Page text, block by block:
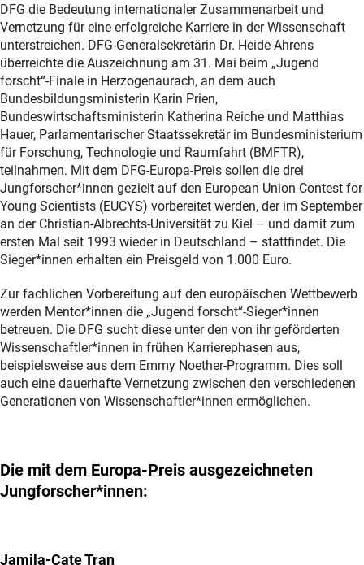
DFG die Bedeutung internationaler Zusammenarbeit und
Vernetzung für eine erfolgreiche Karriere in der Wissenschaft
unterstreichen. DFG-Generalsekretärin Dr. Heide Ahrens
überreichte die Auszeichnung am 31. Mai beim „Jugend
forscht“-Finale in Herzogenaurach, an dem auch
Bundesbildungsministerin Karin Prien,
Bundeswirtschaftsministerin Katherina Reiche und Matthias
Hauer, Parlamentarischer Staatssekretär im Bundesministerium
für Forschung, Technologie und Raumfahrt (BMFTR),
teilnahmen. Mit dem DFG-Europa-Preis sollen die drei
Jungforscher*innen gezielt auf den European Union Contest for
Young Scientists (EUCYS) vorbereitet werden, der im September
an der Christian-Albrechts-Universität zu Kiel – und damit zum
ersten Mal seit 1993 wieder in Deutschland – stattfindet. Die
Sieger*innen erhalten ein Preisgeld von 1.000 Euro.
Zur fachlichen Vorbereitung auf den europäischen Wettbewerb
werden Mentor*innen die „Jugend forscht“-Sieger*innen
betreuen. Die DFG sucht diese unter den von ihr geförderten
Wissenschaftler*innen in frühen Karrierephasen aus,
beispielsweise aus dem Emmy Noether-Programm. Dies soll
auch eine dauerhafte Vernetzung zwischen den verschiedenen
Generationen von Wissenschaftler*innen ermöglichen.
Die mit dem Europa-Preis ausgezeichneten
Jungforscher*innen:
Jamila-Cate Tran